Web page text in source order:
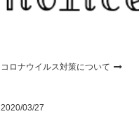
コロナウイルス対策について
2020/03/27